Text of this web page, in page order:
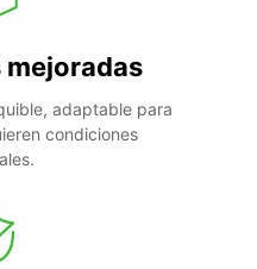
adaptable para
condiciones